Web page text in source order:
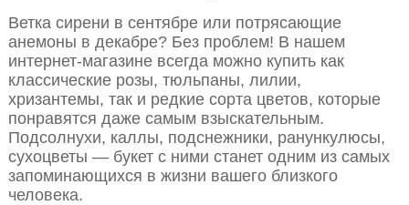
Ветка сирени в сентябре или потрясающие
анемоны в декабре? Без проблем! В нашем
интернет-магазине всегда можно купить как
классические розы, тюльпаны, лилии,
хризантемы, так и редкие сорта цветов, которые
понравятся даже самым взыскательным.
Подсолнухи, каллы, подснежники, ранункулюсы,
сухоцветы — букет с ними станет одним из самых
запоминающихся в жизни вашего близкого
человека.